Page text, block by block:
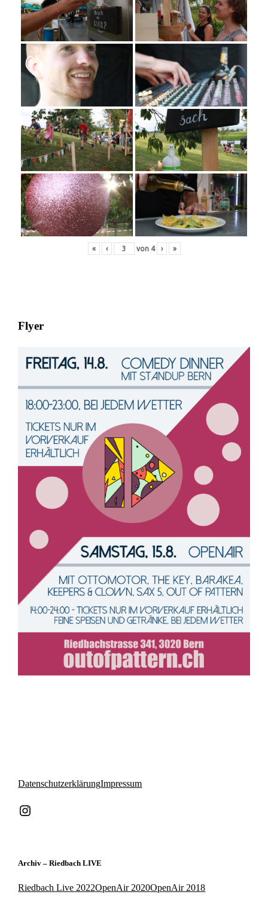
« ‹ von 4 › »
Flyer
DatenschutzerklärungImpressum
Instagram
Archiv – Riedbach LIVE
Riedbach Live 2022OpenAir 2020OpenAir 2018